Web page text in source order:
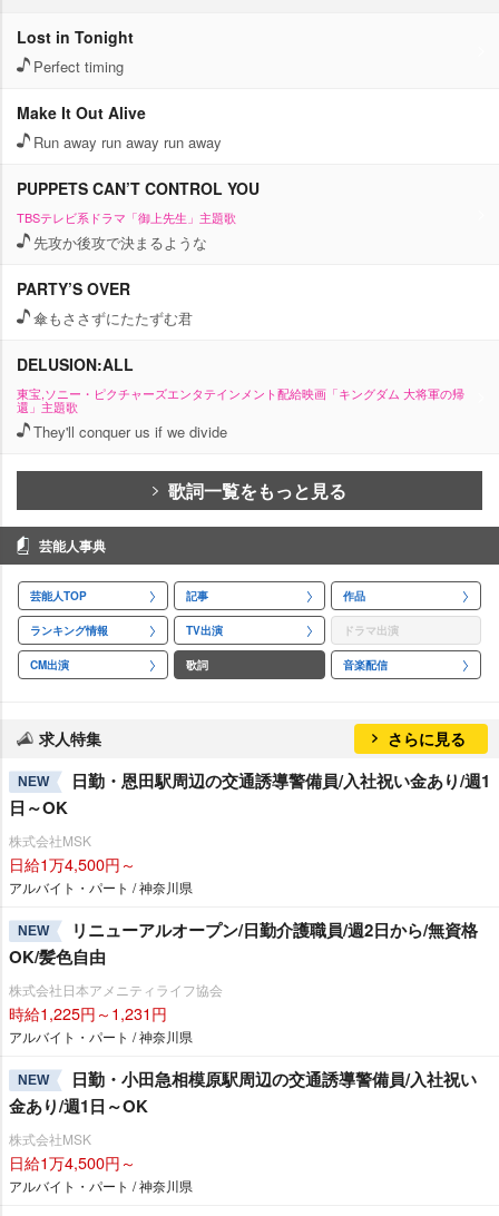
Lost in Tonight
Perfect timing
Make It Out Alive
Run away run away run away
PUPPETS CAN’T CONTROL YOU
TBSテレビ系ドラマ「御上先生」主題歌
先攻か後攻で決まるような
PARTY’S OVER
傘もささずにたたずむ君
DELUSION:ALL
東宝,ソニー・ピクチャーズエンタテインメント配給映画「キングダム 大将軍の帰
還」主題歌
They'll conquer us if we divide
歌詞一覧をもっと見る
芸能人事典
芸能人TOP 記事 作品
ランキング情報 TV出演 ドラマ出演
CM出演 歌詞 音楽配信
求人特集 さらに見る
NEW
日勤・恩田駅周辺の交通誘導警備員/入社祝い金あり/週1
日～OK
株式会社MSK
日給1万4,500円～
アルバイト・パート / 神奈川県
NEW
リニューアルオープン/日勤介護職員/週2日から/無資格
OK/髪色自由
株式会社日本アメニティライフ協会
時給1,225円～1,231円
アルバイト・パート / 神奈川県
NEW
日勤・小田急相模原駅周辺の交通誘導警備員/入社祝い
金あり/週1日～OK
株式会社MSK
日給1万4,500円～
アルバイト・パート / 神奈川県